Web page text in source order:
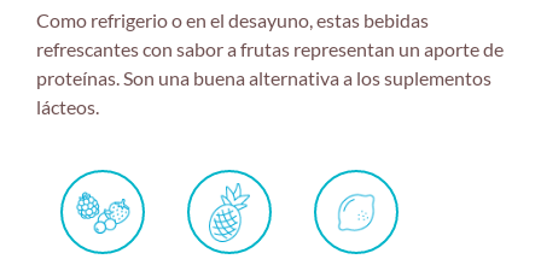
Como refrigerio o en el desayuno, estas bebidas
refrescantes con sabor a frutas representan un aporte de
proteínas. Son una buena alternativa a los suplementos
lácteos.